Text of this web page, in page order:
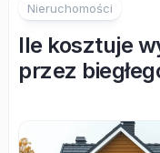
Nieruchomości
Ile kosztuje
przez